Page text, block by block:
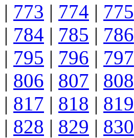
| 773 | 774 | 775
| 784 | 785 | 786
| 795 | 796 | 797
| 806 | 807 | 808
| 817 | 818 | 819
| 828 | 829 | 830